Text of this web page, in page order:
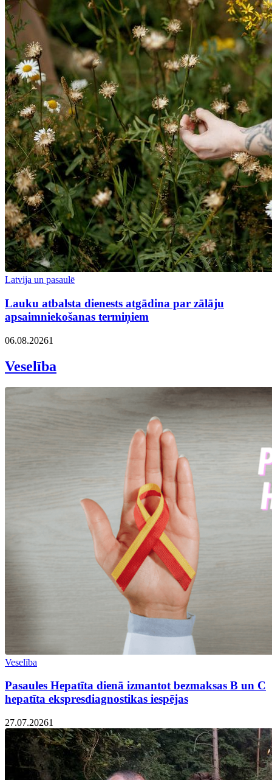
Latvija un pasaulē
Lauku atbalsta dienests atgādina par zālāju
apsaimniekošanas termiņiem
06.08.20261
Veselība
Veselība
Pasaules Hepatīta dienā izmantot bezmaksas B un C
hepatīta ekspresdiagnostikas iespējas
27.07.20261